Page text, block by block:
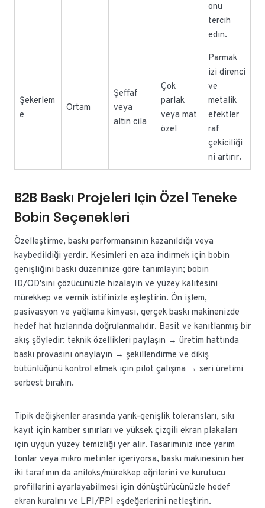
onu
tercih
edin.
Şekerlem
e
Ortam
Şeffaf
veya
altın cila
Çok
parlak
veya mat
özel
Parmak
izi direnci
ve
metalik
efektler
raf
çekiciliği
ni artırır.
B2B Baskı Projeleri Için Özel Teneke
Bobin Seçenekleri
Özelleştirme, baskı performansının kazanıldığı veya
kaybedildiği yerdir. Kesimleri en aza indirmek için bobin
genişliğini baskı düzeninize göre tanımlayın; bobin
ID/OD'sini çözücünüzle hizalayın ve yüzey kalitesini
mürekkep ve vernik istifinizle eşleştirin. Ön işlem,
pasivasyon ve yağlama kimyası, gerçek baskı makinenizde
hedef hat hızlarında doğrulanmalıdır. Basit ve kanıtlanmış bir
akış şöyledir: teknik özellikleri paylaşın → üretim hattında
baskı provasını onaylayın → şekillendirme ve dikiş
bütünlüğünü kontrol etmek için pilot çalışma → seri üretimi
serbest bırakın.
Tipik değişkenler arasında yarık-genişlik toleransları, sıkı
kayıt için kamber sınırları ve yüksek çizgili ekran plakaları
için uygun yüzey temizliği yer alır. Tasarımınız ince yarım
tonlar veya mikro metinler içeriyorsa, baskı makinesinin her
iki tarafının da aniloks/mürekkep eğrilerini ve kurutucu
profillerini ayarlayabilmesi için dönüştürücünüzle hedef
ekran kuralını ve LPI/PPI eşdeğerlerini netleştirin.